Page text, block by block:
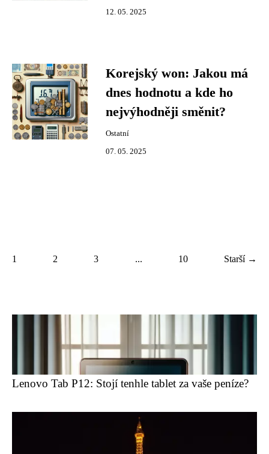
12. 05. 2025
Korejský won: Jakou má
dnes hodnotu a kde ho
nejvýhodněji směnit?
Ostatní
07. 05. 2025
1 2 3 ... 10 Starší →
Lenovo Tab P12: Stojí tenhle tablet za vaše peníze?